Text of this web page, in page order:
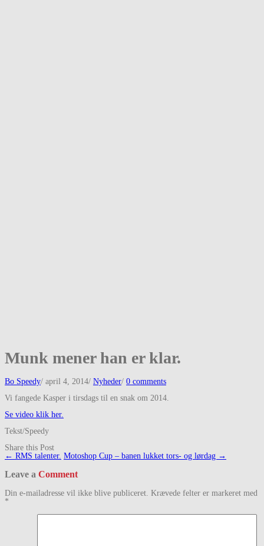
Munk mener han er klar.
Bo Speedy/ april 4, 2014/ Nyheder/ 0 comments
Vi fangede Kasper i tirsdags til en snak om 2014.
Se video klik her.
Tekst/Speedy
Share this Post
Post
← RMS talenter. Motoshop Cup – banen lukket tors- og lørdag →
Leave a Comment
Din e-mailadresse vil ikke blive publiceret. Krævede felter er markeret med
*